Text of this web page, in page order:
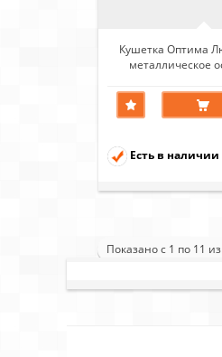
Кушетка Оптима
металлическое
Есть в наличии
Показано с 1 по 11